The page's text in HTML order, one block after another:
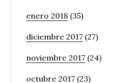
enero 2018 (35)
diciembre 2017 (27)
noviembre 2017 (24)
octubre 2017 (23)